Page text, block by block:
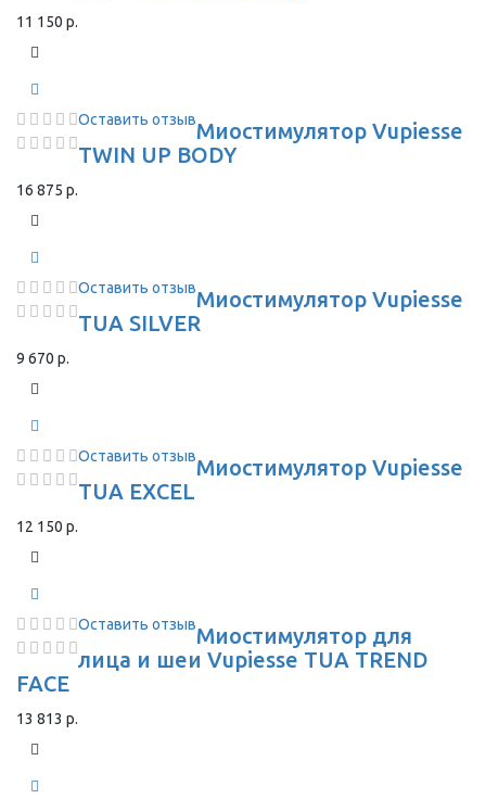
11 150 р.
Оставить отзывМиостимулятор Vupiesse
TWIN UP BODY
16 875 р.
Оставить отзывМиостимулятор Vupiesse
TUA SILVER
9 670 р.
Оставить отзывМиостимулятор Vupiesse
TUA EXCEL
12 150 р.
Оставить отзывМиостимулятор для
лица и шеи Vupiesse TUA TREND
FACE
13 813 р.